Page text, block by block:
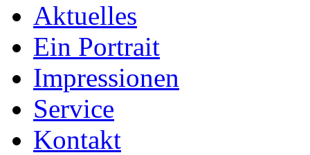
Aktuelles
Ein Portrait
Impressionen
Service
Kontakt